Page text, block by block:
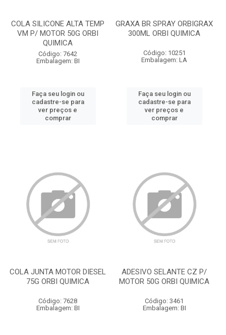
COLA SILICONE ALTA TEMP
VM P/ MOTOR 50G ORBI
QUIMICA
Código: 7642
Embalagem: BI
Faça seu login ou
cadastre-se para
ver preços e
comprar
GRAXA BR SPRAY ORBIGRAX
300ML ORBI QUIMICA
Código: 10251
Embalagem: LA
Faça seu login ou
cadastre-se para
ver preços e
comprar
COLA JUNTA MOTOR DIESEL
75G ORBI QUIMICA
Código: 7628
Embalagem: BI
ADESIVO SELANTE CZ P/
MOTOR 50G ORBI QUIMICA
Código: 3461
Embalagem: BI